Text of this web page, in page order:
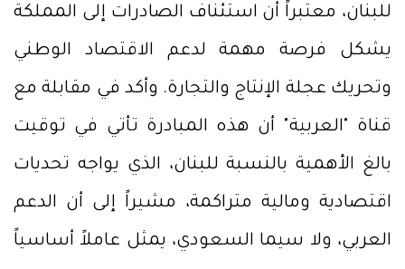
للبنان، معتبراً أن استئناف الصادرات إلى المملكة
يشكل فرصة مهمة لدعم الاقتصاد الوطني
وتحريك عجلة الإنتاج والتجارة. وأكد في مقابلة مع
قناة "العربية" أن هذه المبادرة تأتي في توقيت
بالغ الأهمية بالنسبة للبنان، الذي يواجه تحديات
اقتصادية ومالية متراكمة، مشيراً إلى أن الدعم
العربي، ولا سيما السعودي، يمثل عاملاً أساسياً